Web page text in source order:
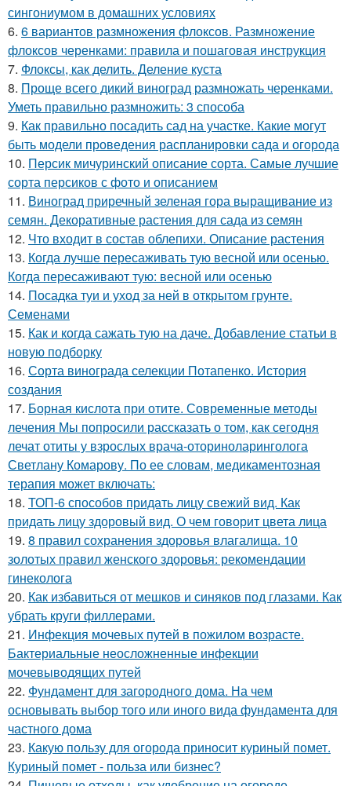
сингониумом в домашних условиях
6. 6 вариантов размножения флоксов. Размножение
флоксов черенками: правила и пошаговая инструкция
7. Флоксы, как делить. Деление куста
8. Проще всего дикий виноград размножать черенками.
Уметь правильно размножить: 3 способа
9. Как правильно посадить сад на участке. Какие могут
быть модели проведения распланировки сада и огорода
10. Персик мичуринский описание сорта. Самые лучшие
сорта персиков с фото и описанием
11. Виноград приречный зеленая гора выращивание из
семян. Декоративные растения для сада из семян
12. Что входит в состав облепихи. Описание растения
13. Когда лучше пересаживать тую весной или осенью.
Когда пересаживают тую: весной или осенью
14. Посадка туи и уход за ней в открытом грунте.
Семенами
15. Как и когда сажать тую на даче. Добавление статьи в
новую подборку
16. Сорта винограда селекции Потапенко. История
создания
17. Борная кислота при отите. Современные методы
лечения Мы попросили рассказать о том, как сегодня
лечат отиты у взрослых врача-оториноларинголога
Светлану Комарову. По ее словам, медикаментозная
терапия может включать:
18. ТОП-6 способов придать лицу свежий вид. Как
придать лицу здоровый вид. О чем говорит цвета лица
19. 8 правил сохранения здоровья влагалища. 10
золотых правил женского здоровья: рекомендации
гинеколога
20. Как избавиться от мешков и синяков под глазами. Как
убрать круги филлерами.
21. Инфекция мочевых путей в пожилом возрасте.
Бактериальные неосложненные инфекции
мочевыводящих путей
22. Фундамент для загородного дома. На чем
основывать выбор того или иного вида фундамента для
частного дома
23. Какую пользу для огорода приносит куриный помет.
Куриный помет - польза или бизнес?